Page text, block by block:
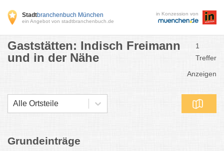
Stadtbranchenbuch München
ein Angebot von stadtbranchenbuch.de
in Konzession von
Gaststätten: Indisch Freimann
und in der Nähe
1
Treffer
Anzeigen
Alle Ortsteile
Grundeinträge